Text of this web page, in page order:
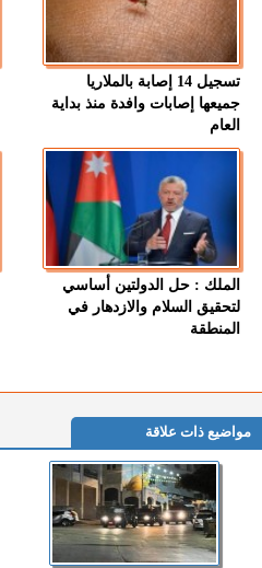
تسجيل 14 إصابة بالملاريا
جميعها إصابات وافدة منذ بداية
العام
الملك : حل الدولتين أساسي
لتحقيق السلام والازدهار في
المنطقة
مواضيع ذات علاقة